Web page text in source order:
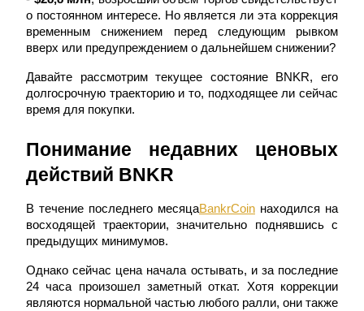
Фьючерсы с использованием USDC в качестве
обеспечения
о постоянном интересе. Но является ли эта коррекция
временным снижением перед следующим рывком
вверх или предупреждением о дальнейшем снижении?
Давайте рассмотрим текущее состояние BNKR, его
долгосрочную траекторию и то, подходящее ли сейчас
время для покупки.
Понимание недавних ценовых
действий BNKR
В течение последнего месяцаBankrCoin находился на
восходящей траектории, значительно поднявшись с
предыдущих минимумов.
Однако сейчас цена начала остывать, и за последние
24 часа произошел заметный откат. Хотя коррекции
являются нормальной частью любого ралли, они также